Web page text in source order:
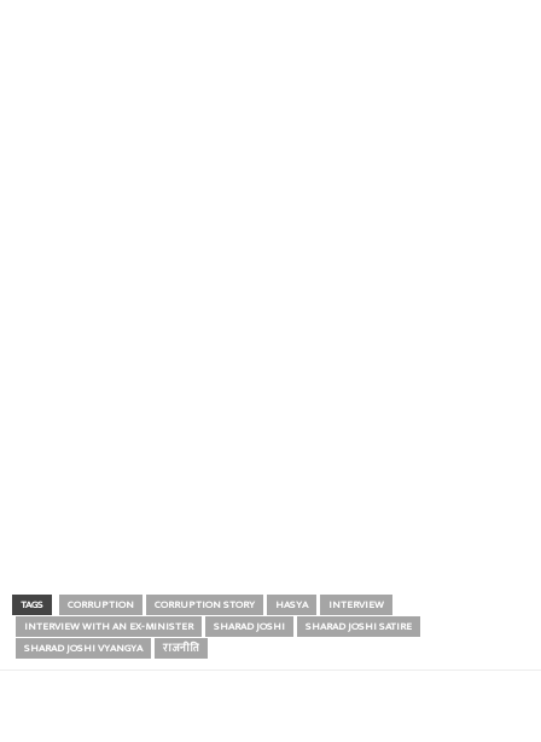
TAGS CORRUPTION CORRUPTION STORY HASYA
INTERVIEW
INTERVIEW WITH AN EX-MINISTER
SHARAD JOSHI
SHARAD JOSHI SATIRE
SHARAD JOSHI VYANGYA
राजनीति